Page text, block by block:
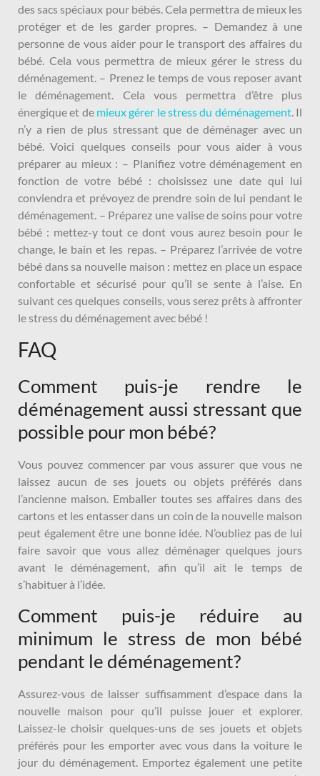
des sacs spéciaux pour bébés. Cela permettra de mieux les
protéger et de les garder propres. – Demandez à une
personne de vous aider pour le transport des affaires du
bébé. Cela vous permettra de mieux gérer le stress du
déménagement. – Prenez le temps de vous reposer avant
le déménagement. Cela vous permettra d’être plus
énergique et de mieux gérer le stress du déménagement. Il
n’y a rien de plus stressant que de déménager avec un
bébé. Voici quelques conseils pour vous aider à vous
préparer au mieux : – Planifiez votre déménagement en
fonction de votre bébé : choisissez une date qui lui
conviendra et prévoyez de prendre soin de lui pendant le
déménagement. – Préparez une valise de soins pour votre
bébé : mettez-y tout ce dont vous aurez besoin pour le
change, le bain et les repas. – Préparez l’arrivée de votre
bébé dans sa nouvelle maison : mettez en place un espace
confortable et sécurisé pour qu’il se sente à l’aise. En
suivant ces quelques conseils, vous serez prêts à affronter
le stress du déménagement avec bébé !
FAQ
Comment puis-je rendre le
déménagement aussi stressant que
possible pour mon bébé?
Vous pouvez commencer par vous assurer que vous ne
laissez aucun de ses jouets ou objets préférés dans
l’ancienne maison. Emballer toutes ses affaires dans des
cartons et les entasser dans un coin de la nouvelle maison
peut également être une bonne idée. N’oubliez pas de lui
faire savoir que vous allez déménager quelques jours
avant le déménagement, afin qu’il ait le temps de
s’habituer à l’idée.
Comment puis-je réduire au
minimum le stress de mon bébé
pendant le déménagement?
Assurez-vous de laisser suffisamment d’espace dans la
nouvelle maison pour qu’il puisse jouer et explorer.
Laissez-le choisir quelques-uns de ses jouets et objets
préférés pour les emporter avec vous dans la voiture le
jour du déménagement. Emportez également une petite